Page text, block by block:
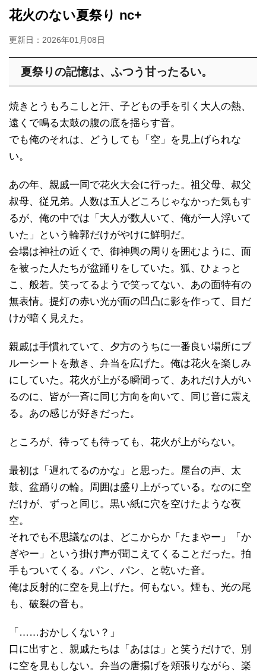
花火のない夏祭り nc+
更新日： 2026年01月08日
夏祭りの記憶は、ふつう甘ったるい。
焼きとうもろこしと汗、子どもの手を引く大人の熱、
遠くで鳴る太鼓の腹の底を揺らす音。
でも俺のそれは、どうしても「空」を見上げられな
い。
あの年、親戚一同で花火大会に行った。祖父母、叔父
叔母、従兄弟。人数は五人どころじゃなかった気もす
るが、俺の中では「大人が数人いて、俺が一人浮いて
いた」という輪郭だけがやけに鮮明だ。
会場は神社の近くで、御神輿の周りを囲むように、面
を被った人たちが盆踊りをしていた。狐、ひょっと
こ、般若。笑ってるようで笑ってない、あの面特有の
無表情。提灯の赤い光が面の凹凸に影を作って、目だ
けが暗く見えた。
親戚は手慣れていて、夕方のうちに一番良い場所にブ
ルーシートを敷き、弁当を広げた。俺は花火を楽しみ
にしていた。花火が上がる瞬間って、あれだけ人がい
るのに、皆が一斉に同じ方向を向いて、同じ音に震え
る。あの感じが好きだった。
ところが、待っても待っても、花火が上がらない。
最初は「遅れてるのかな」と思った。屋台の声、太
鼓、盆踊りの輪。周囲は盛り上がっている。なのに空
だけが、ずっと同じ。黒い紙に穴を空けたような夜
空。
それでも不思議なのは、どこからか「たまやー」「か
ぎやー」という掛け声が聞こえてくることだった。拍
手もついてくる。パン、パン、と乾いた音。
俺は反射的に空を見上げた。何もない。煙も、光の尾
も、破裂の音も。
「……おかしくない？」
口に出すと、親戚たちは「あはは」と笑うだけで、別
に空を見もしない。弁当の唐揚げを頬張りながら、楽